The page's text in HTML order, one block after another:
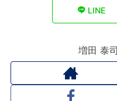
LINE
増田 泰